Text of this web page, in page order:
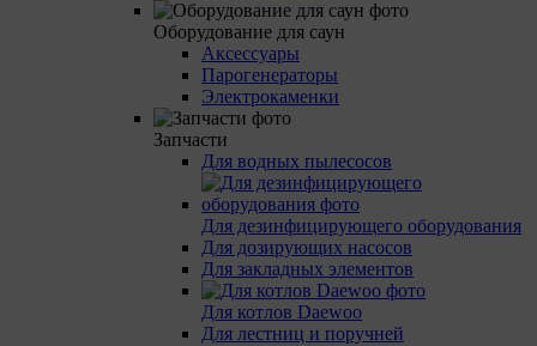
Оборудование для саун
Аксессуары
Парогенераторы
Электрокаменки
Запчасти
Для водных пылесосов
Для дезинфицирующего оборудования
Для дозирующих насосов
Для закладных элементов
Для котлов Daewoo
Для лестниц и поручней